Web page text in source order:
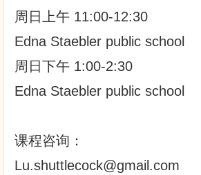
周日上午 11:00-12:30
Edna Staebler public school
周日下午 1:00-2:30
Edna Staebler public school
课程咨询：
Lu.shuttlecock@gmail.com